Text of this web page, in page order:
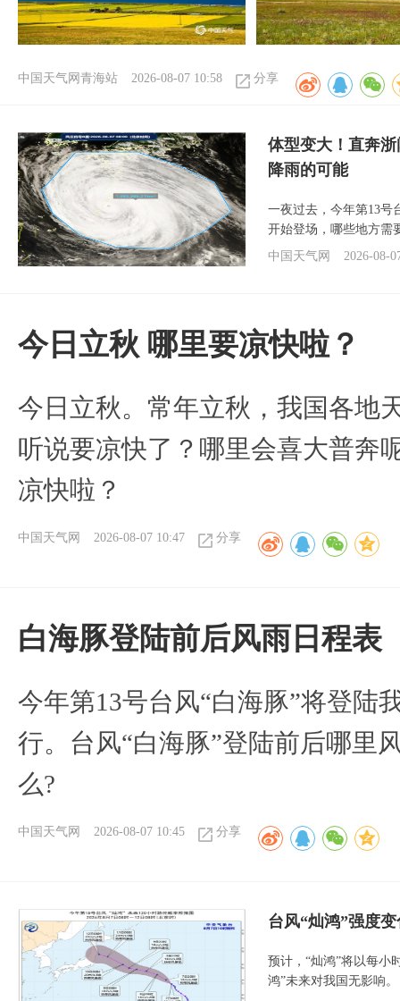
中国天气网青海站 2026-08-07 10:58 分享
体型变大！直奔
降雨的可能
一夜过去，今年第13号
开始登场，哪些地方需
中国天气网
2026-08-
今日立秋 哪里要凉快啦？
今日立秋。常年立秋，我国各地
听说要凉快了？哪里会喜大普奔
凉快啦？
中国天气网 2026-08-07 10:47 分享
白海豚登陆前后风雨日程表
今年第13号台风“白海豚”将登陆
行。台风“白海豚”登陆前后哪里
么?
中国天气网 2026-08-07 10:45 分享
台风“灿鸿”强度
预计，“灿鸿”将以每小
鸿”未来对我国无影响。